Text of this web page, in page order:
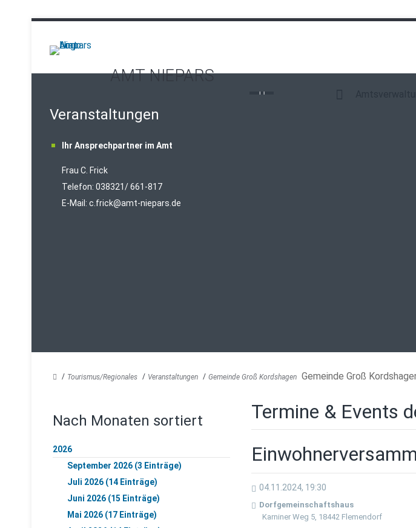
AMT NIEPARS
Veranstaltungen
Ihr Ansprechpartner im Amt
Frau C. Frick
Telefon: 038321/ 661-817
E-Mail: c.frick@amt-niepars.de
Tourismus/Regionales Veranstaltungen Gemeinde Groß Kordshagen Gemeinde Groß
Termine & Events
04.11.2024, 19:30
Dorfgemeinschaftshaus
Karniner Weg 5, 18442 Flemendorf
Nach Monaten sortiert
2026
September 2026 (3 Einträge)
Juli 2026 (14 Einträge)
Juni 2026 (15 Einträge)
Mai 2026 (17 Einträge)